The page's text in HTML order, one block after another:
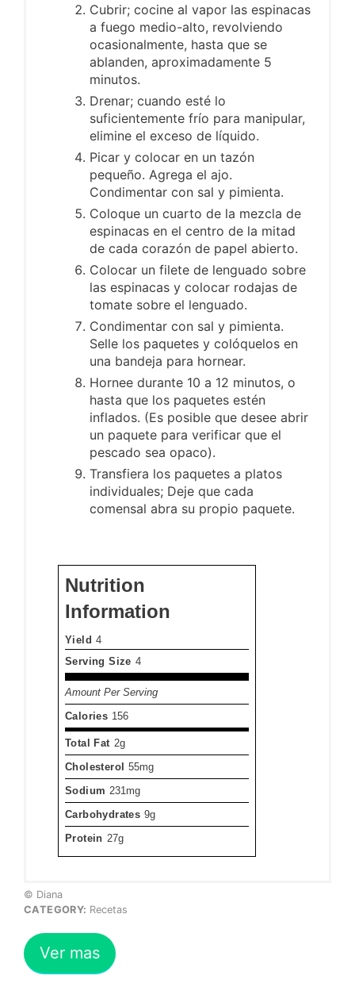
Cubrir; cocine al vapor las espinacas
a fuego medio-alto, revolviendo
ocasionalmente, hasta que se
ablanden, aproximadamente 5
minutos.
Drenar; cuando esté lo
suficientemente frío para manipular,
elimine el exceso de líquido.
Picar y colocar en un tazón
pequeño. Agrega el ajo.
Condimentar con sal y pimienta.
Coloque un cuarto de la mezcla de
espinacas en el centro de la mitad
de cada corazón de papel abierto.
Colocar un filete de lenguado sobre
las espinacas y colocar rodajas de
tomate sobre el lenguado.
Condimentar con sal y pimienta.
Selle los paquetes y colóquelos en
una bandeja para hornear.
Hornee durante 10 a 12 minutos, o
hasta que los paquetes estén
inflados. (Es posible que desee abrir
un paquete para verificar que el
pescado sea opaco).
Transfiera los paquetes a platos
individuales; Deje que cada
comensal abra su propio paquete.
Nutrition
Information
Yield 4
Serving Size 4
Amount Per Serving
Calories 156
Total Fat 2g
Cholesterol
55mg
Sodium 231mg
Carbohydrates 9g
Protein 27g
© Diana
CATEGORY: Recetas
Ver mas